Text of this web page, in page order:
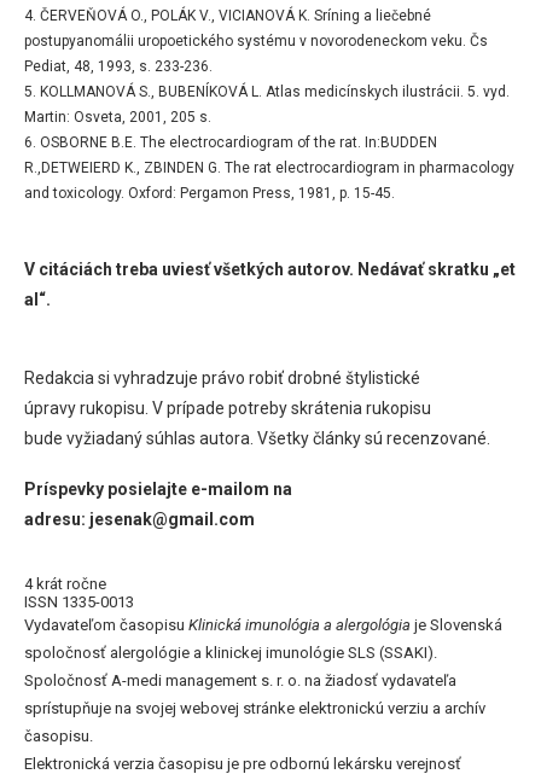
4. ČERVEŇOVÁ O., POLÁK V., VICIANOVÁ K. Sríning a liečebné
postupyanomálii uropoetického systému v novorodeneckom veku. Čs
Pediat, 48, 1993, s. 233-236.
5. KOLLMANOVÁ S., BUBENÍKOVÁ L. Atlas medicínskych ilustrácii. 5. vyd.
Martin: Osveta, 2001, 205 s.
6. OSBORNE B.E. The electrocardiogram of the rat. In:BUDDEN
R.,DETWEIERD K., ZBINDEN G. The rat electrocardiogram in pharmacology
and toxicology. Oxford: Pergamon Press, 1981, p. 15-45.
V citáciách treba uviesť všetkých autorov. Nedávať skratku „et
al“.
Redakcia si vyhradzuje právo robiť drobné štylistické
úpravy rukopisu. V prípade potreby skrátenia rukopisu
bude vyžiadaný súhlas autora. Všetky články sú recenzované.
Príspevky posielajte e-mailom na
adresu: jesenak@gmail.com
4 krát ročne
ISSN 1335-0013
Vydavateľom časopisu Klinická imunológia a alergológia je Slovenská
spoločnosť alergológie a klinickej imunológie SLS (SSAKI).
Spoločnosť A-medi management s. r. o. na žiadosť vydavateľa
sprístupňuje na svojej webovej stránke elektronickú verziu a archív
časopisu.
Elektronická verzia časopisu je pre odbornú lekársku verejnosť